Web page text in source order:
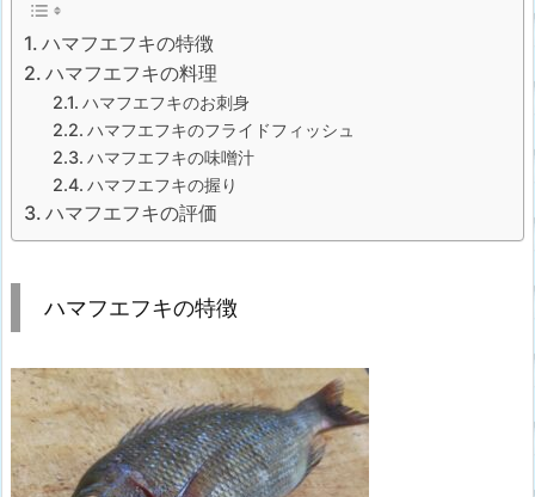
ハマフエフキの特徴
ハマフエフキの料理
ハマフエフキのお刺身
ハマフエフキのフライドフィッシュ
ハマフエフキの味噌汁
ハマフエフキの握り
ハマフエフキの評価
ハマフエフキの特徴